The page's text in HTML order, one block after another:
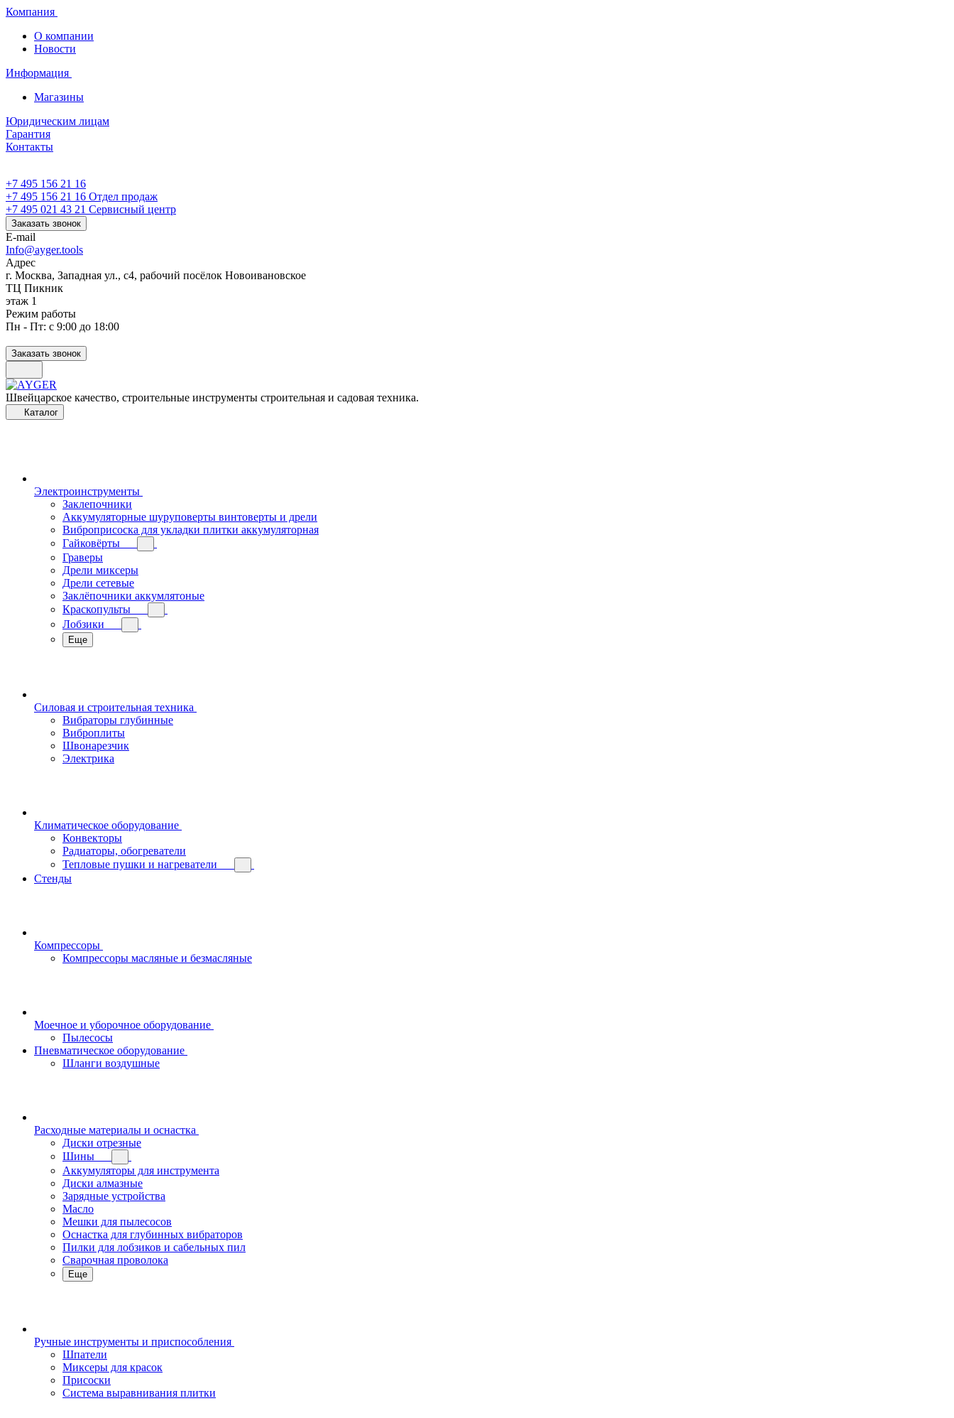
Компания
О компании
Новости
Информация
Магазины
Юридическим лицам
Гарантия
Контакты
+7 495 156 21 16
+7 495 156 21 16 Отдел продаж
+7 495 021 43 21 Cервисный центр
Заказать звонок
E-mail
Info@ayger.tools
Адрес
г. Москва, Западная ул., с4, рабочий посёлок Новоивановское
ТЦ Пикник
этаж 1
Режим работы
Пн - Пт: с 9:00 до 18:00
Заказать звонок
Швейцарское качество, строительные инструменты строительная и садовая техника.
Каталог
Электроинструменты
Заклепочники
Аккумуляторные шуруповерты винтоверты и дрели
Виброприсоска для укладки плитки аккумуляторная
Гайковёрты
Граверы
Дрели миксеры
Дрели сетевые
Заклёпочники аккумлятоные
Краскопульты
Лобзики
Еще
Силовая и строительная техника
Вибраторы глубинные
Виброплиты
Швонарезчик
Электрика
Климатическое оборудование
Конвекторы
Радиаторы, обогреватели
Тепловые пушки и нагреватели
Стенды
Компрессоры
Компрессоры масляные и безмасляные
Моечное и уборочное оборудование
Пылесосы
Пневматическое оборудование
Шланги воздушные
Расходные материалы и оснастка
Диски отрезные
Шины
Аккумуляторы для инструмента
Диски алмазные
Зарядные устройства
Масло
Мешки для пылесосов
Оснастка для глубинных вибраторов
Пилки для лобзиков и сабельных пил
Сварочная проволока
Еще
Ручные инструменты и приспособления
Шпатели
Миксеры для красок
Присоски
Система выравнивания плитки